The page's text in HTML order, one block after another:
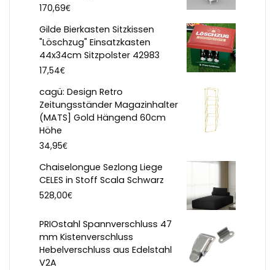
170,69€
Gilde Bierkasten Sitzkissen
"Löschzug" Einsatzkasten
44x34cm Sitzpolster 42983
17,54€
cagü: Design Retro
Zeitungsständer Magazinhalter
(MATS] Gold Hängend 60cm
Höhe
34,95€
Chaiselongue Sezlong Liege
CELES in Stoff Scala Schwarz
528,00€
PRIOstahl Spannverschluss 47
mm Kistenverschluss
Hebelverschluss aus Edelstahl
V2A